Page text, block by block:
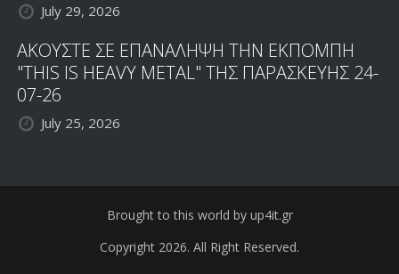
July 29, 2026
ΑΚΟΥΣΤΕ ΣΕ ΕΠΑΝΑΛΗΨΗ ΤΗΝ ΕΚΠΟΜΠΗ
"THIS IS HEAVY METAL" ΤΗΣ ΠΑΡΑΣΚΕΥΗΣ 24-
07-26
July 25, 2026
Brought to this world by up4it.gr
Copyright 2026. All Right Reserved.